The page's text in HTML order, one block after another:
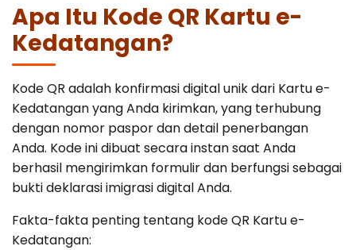
Apa Itu Kode QR Kartu e-
Kedatangan?
Kode QR adalah konfirmasi digital unik dari Kartu e-
Kedatangan yang Anda kirimkan, yang terhubung
dengan nomor paspor dan detail penerbangan
Anda. Kode ini dibuat secara instan saat Anda
berhasil mengirimkan formulir dan berfungsi sebagai
bukti deklarasi imigrasi digital Anda.
Fakta-fakta penting tentang kode QR Kartu e-
Kedatangan: